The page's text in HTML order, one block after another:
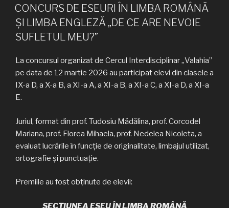
PE
CONCURS DE ESEURI ÎN LIMBA ROMÂNĂ
ȘI LIMBA ENGLEZĂ „DE CE ARE NEVOIE
SUFLETUL MEU?”
La concursul organizat de Cercul Interdisciplinar „Valahia”
pe data de 12 martie 2026 au participat elevi din clasele a
IX-a D, a X-a B, a XI-a A, a XI-a B, a XI-a C, a XI-a D, a XI-a
E.
Juriul, format din prof. Tudosiu Mădălina, prof. Corcodel
Mariana, prof. Florea Mihaela, prof. Nedelea Nicoleta, a
evaluat lucrările în funcție de originalitate, limbajul utilizat,
ortografie şi punctuaţie.
Premiile au fost obținute de elevii:
SECȚIUNEA ESEU ÎN LIMBA ROMÂNĂ